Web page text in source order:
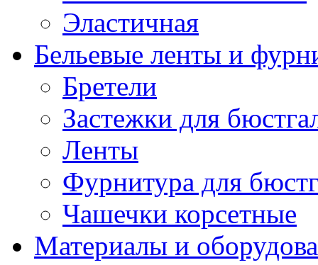
Эластичная
Бельевые ленты и
Бретели
Застежки для
Ленты
Фурнитура для
Чашечки корсетные
Материалы и